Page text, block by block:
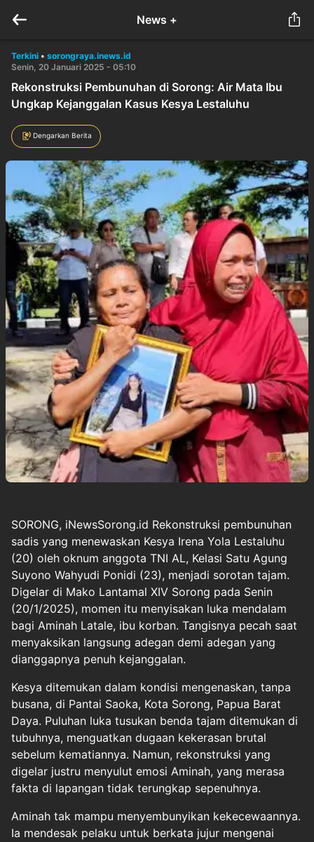
News +
Terkini • sorongraya.inews.id
Senin, 20 Januari 2025 - 05:10
Rekonstruksi Pembunuhan di Sorong: Air Mata Ibu
Ungkap Kejanggalan Kasus Kesya Lestaluhu
Dengarkan Berita
SORONG, iNewsSorong.id Rekonstruksi pembunuhan
sadis yang menewaskan Kesya Irena Yola Lestaluhu
(20) oleh oknum anggota TNI AL, Kelasi Satu Agung
Suyono Wahyudi Ponidi (23), menjadi sorotan tajam.
Digelar di Mako Lantamal XIV Sorong pada Senin
(20/1/2025), momen itu menyisakan luka mendalam
bagi Aminah Latale, ibu korban. Tangisnya pecah saat
menyaksikan langsung adegan demi adegan yang
dianggapnya penuh kejanggalan.
Kesya ditemukan dalam kondisi mengenaskan, tanpa
busana, di Pantai Saoka, Kota Sorong, Papua Barat
Daya. Puluhan luka tusukan benda tajam ditemukan di
tubuhnya, menguatkan dugaan kekerasan brutal
sebelum kematiannya. Namun, rekonstruksi yang
digelar justru menyulut emosi Aminah, yang merasa
fakta di lapangan tidak terungkap sepenuhnya.
Aminah tak mampu menyembunyikan kekecewaannya.
Ia mendesak pelaku untuk berkata jujur mengenai